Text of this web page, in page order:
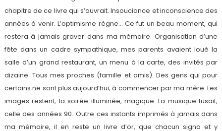
chapitre de ce livre qui s’ouvrait. Insouciance et inconscience des
années à venir. L’optimisme règne… Ce fut un beau moment, qui
restera à jamais graver dans ma mémoire. Organisation d’une
fête dans un cadre sympathique, mes parents avaient loué la
salle d’un grand restaurant, un menu à la carte, des invités par
dizaine. Tous mes proches (famille et amis). Des gens qui pour
certains ne sont plus aujourd’hui, à commencer par ma mère. Les
images restent, la soirée illuminée, magique. La musique fusait,
celle des années 90. Outre ces instants imprimés à jamais dans
ma mémoire, il en reste un livre d’or, que chacun signa et y